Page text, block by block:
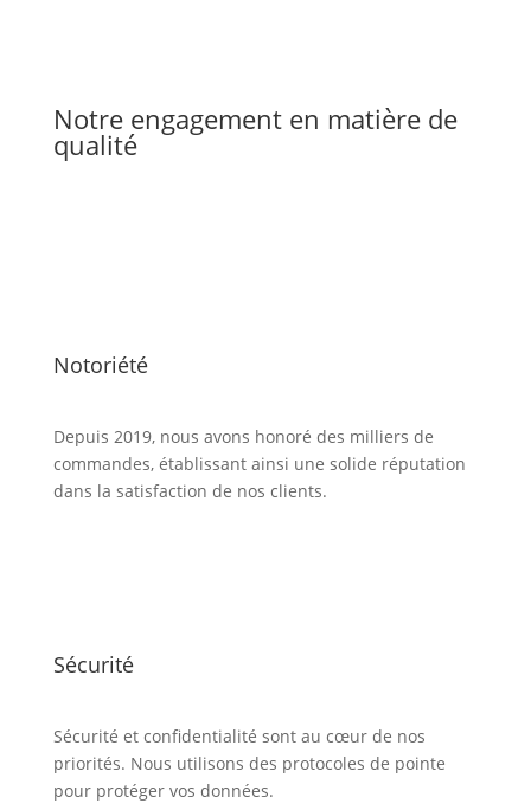
Notre engagement en matière de
qualité
Notoriété
Depuis 2019, nous avons honoré des milliers de
commandes, établissant ainsi une solide réputation
dans la satisfaction de nos clients.
Sécurité
Sécurité et confidentialité sont au cœur de nos
priorités. Nous utilisons des protocoles de pointe
pour protéger vos données.